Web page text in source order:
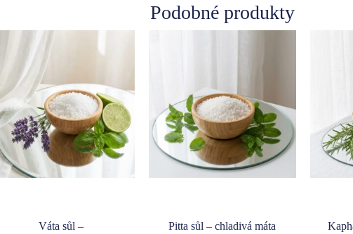
Podobné produkty
Váta sůl –
Pitta sůl – chladivá máta